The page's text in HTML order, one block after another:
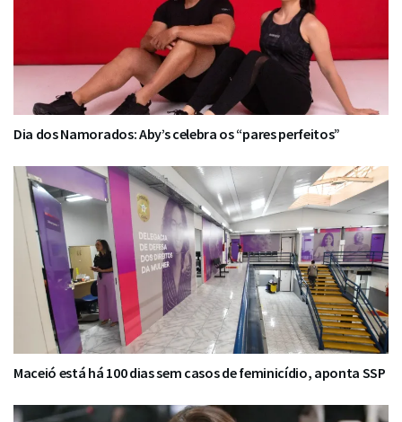
Dia dos Namorados: Aby’s celebra os “pares perfeitos”
Maceió está há 100 dias sem casos de feminicídio, aponta SSP